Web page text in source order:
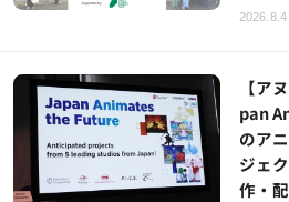
【ア
pan
のア
ジェ
作・